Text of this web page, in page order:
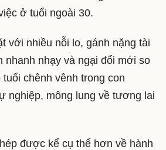
ở tuổi ngoài 30.
với nhiều nỗi lo, gánh nặng tài
nhanh nhạy và ngại đổi mới so
chênh vênh trong con
nghiệp, mông lung về tương lai
được kể cụ thể hơn về hành